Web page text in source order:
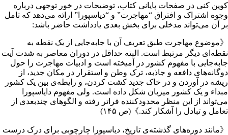
کوین کنی در صفحات پایانی کتاب، توضیحات در خور توجهی درباره
وجوه اشتراک و افتراق “مهاجرت” و “دیاسپورا” ارائه می‌دهد که تامل
بر آن می‌تواند مدخلی برای بخش بعدی یادداشت حاضر باشد:
《موضوع مهاجرت طبق تعریف آن با جابه‌جایی‌ از یک نقطه به
نقطه‌‌ای دیگر مرتبط است. البته حداقل در دوران معاصر به شدت آیت
جابه‌جایی با مفهوم کشور در آمیخته است و ادبیات مهاجرت را حول
دوگانه‌های دافعه و جاذبه، ترک وطن و استقرار در مکان جدید، از
ریشه در آوردن و در خاک جدید کشت کردن، و رایطه‌ی بین یک کشور
مبداء و یک کشور میزبان شکل داده است. ولی مفهوم دایاسپورا
می‌تواند از این منظر محدودکننده فراتر رفته و الگوهای چندبعدی از
تعامل و تبادل را آشکار کند.》(ص ۱۴۵)
《مانند دوره‌های گذشته‌ی تاریخ، دیاسپورا چارچوبی برای درک درست